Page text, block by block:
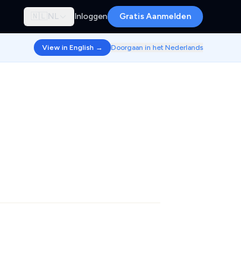
🇳🇱 NL Inloggen Gratis Aanmelden
View in English → Doorgaan in het Nederlands